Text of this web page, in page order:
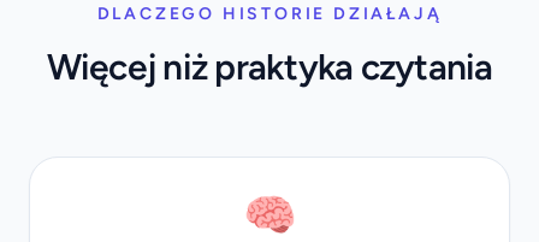
DLACZEGO HISTORIE DZIAŁAJĄ
Więcej niż praktyka czytania
🧠